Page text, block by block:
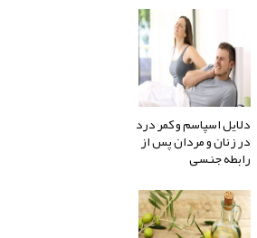
دلایل اسپاسم و کمر درد
در زنان و مردان پس از
رابطه جنسی